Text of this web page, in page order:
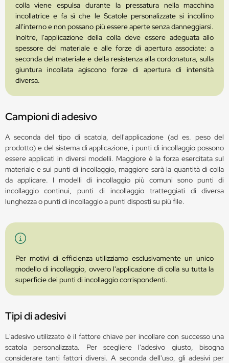
colla viene espulsa durante la pressatura nella macchina
incollatrice e fa sì che le Scatole personalizzate si incollino
all'interno e non possano più essere aperte senza danneggiarsi.
Inoltre, l'applicazione della colla deve essere adeguata allo
spessore del materiale e alle forze di apertura associate: a
seconda del materiale e della resistenza alla cordonatura, sulla
giuntura incollata agiscono forze di apertura di intensità
diversa.
Campioni di adesivo
A seconda del tipo di scatola, dell'applicazione (ad es. peso del
prodotto) e del sistema di applicazione, i punti di incollaggio possono
essere applicati in diversi modelli. Maggiore è la forza esercitata sul
materiale e sui punti di incollaggio, maggiore sarà la quantità di colla
da applicare. I modelli di incollaggio più comuni sono punti di
incollaggio continui, punti di incollaggio tratteggiati di diversa
lunghezza o punti di incollaggio a punti disposti su più file.
Per motivi di efficienza utilizziamo esclusivamente un unico
modello di incollaggio, ovvero l'applicazione di colla su tutta la
superficie dei punti di incollaggio corrispondenti.
Tipi di adesivi
L'adesivo utilizzato è il fattore chiave per incollare con successo una
scatola personalizzata. Per scegliere l'adesivo giusto, bisogna
considerare tanti fattori diversi. A seconda dell'uso, gli adesivi per